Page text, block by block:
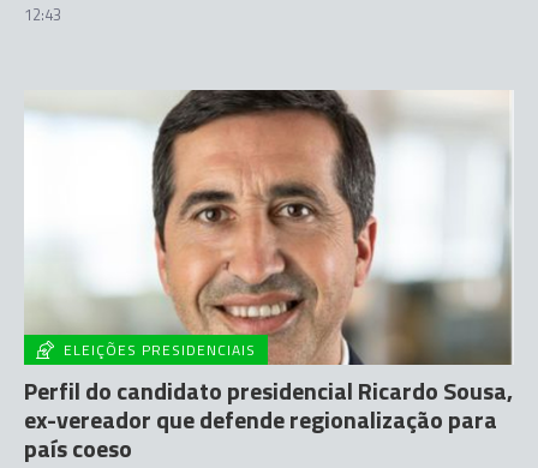
12:43
ELEIÇÕES PRESIDENCIAIS
Perfil do candidato presidencial Ricardo Sousa,
ex-vereador que defende regionalização para
país coeso